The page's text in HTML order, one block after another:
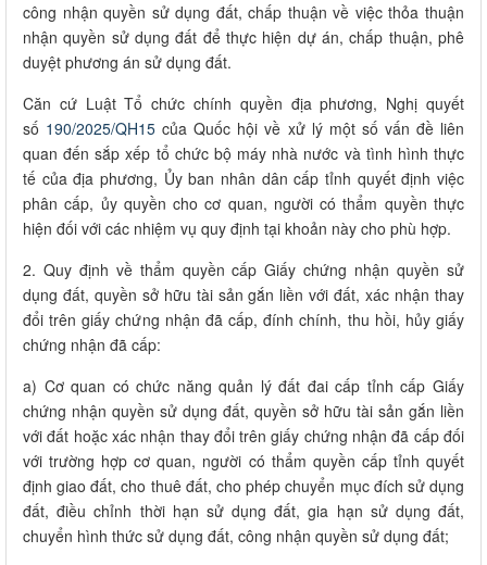
công nhận quyền sử dụng đất, chấp thuận về việc thỏa thuận
nhận quyền sử dụng đất để thực hiện dự án, chấp thuận, phê
duyệt phương án sử dụng đất.
Căn cứ Luật Tổ chức chính quyền địa phương, Nghị quyết
số 190/2025/QH15 của Quốc hội về xử lý một số vấn đề liên
quan đến sắp xếp tổ chức bộ máy nhà nước và tình hình thực
tế của địa phương, Ủy ban nhân dân cấp tỉnh quyết định việc
phân cấp, ủy quyền cho cơ quan, người có thẩm quyền thực
hiện đối với các nhiệm vụ quy định tại khoản này cho phù hợp.
2. Quy định về thẩm quyền cấp Giấy chứng nhận quyền sử
dụng đất, quyền sở hữu tài sản gắn liền với đất, xác nhận thay
đổi trên giấy chứng nhận đã cấp, đính chính, thu hồi, hủy giấy
chứng nhận đã cấp:
a) Cơ quan có chức năng quản lý đất đai cấp tỉnh cấp Giấy
chứng nhận quyền sử dụng đất, quyền sở hữu tài sản gắn liền
với đất hoặc xác nhận thay đổi trên giấy chứng nhận đã cấp đối
với trường hợp cơ quan, người có thẩm quyền cấp tỉnh quyết
định giao đất, cho thuê đất, cho phép chuyển mục đích sử dụng
đất, điều chỉnh thời hạn sử dụng đất, gia hạn sử dụng đất,
chuyển hình thức sử dụng đất, công nhận quyền sử dụng đất;